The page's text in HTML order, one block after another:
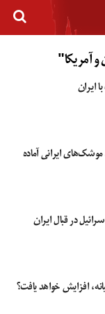
آمریکا"
ایران
موشک‌های ایرانی آماده
در قبال ایران
افزایش خواهد یافت؟